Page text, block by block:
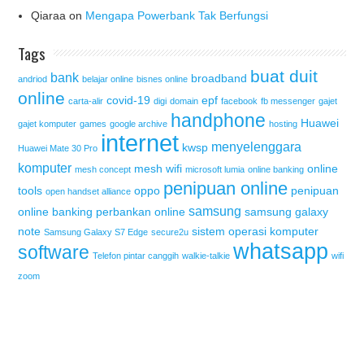
Qiaraa on Mengapa Powerbank Tak Berfungsi
Tags
andriod bank belajar online bisnes online broadband buat duit
online carta-alir covid-19 digi domain epf facebook fb messenger gajet
gajet komputer games google archive handphone hosting Huawei
Huawei Mate 30 Pro internet kwsp menyelenggara
komputer mesh concept mesh wifi microsoft lumia online banking online
tools open handset alliance oppo penipuan online penipuan
online banking perbankan online samsung samsung galaxy
note Samsung Galaxy S7 Edge secure2u sistem operasi komputer
software Telefon pintar canggih walkie-talkie whatsapp wifi
zoom